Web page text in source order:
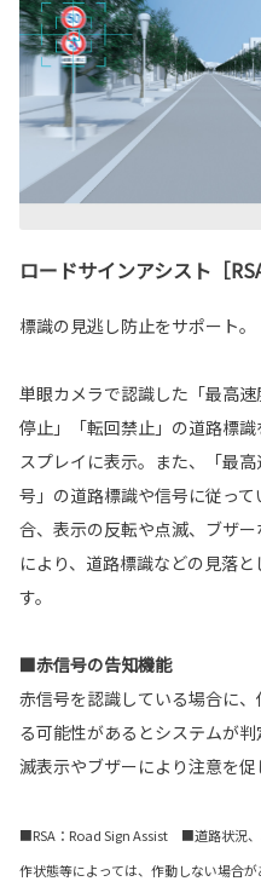
ロードサインアシスト［RSA
標識の見逃し防止をサポート。
単眼カメラで認識した「最高
停止」「転回禁止」の道路標
スプレイに表示。また、「最
号」の道路標識や信号に従っ
合、表示の反転や点滅、ブザ
により、道路標識などの見落
す。
■赤信号の告知機能
赤信号を認識している場合に
る可能性があるとシステムが
滅表示やブザーにより注意を促
■RSA：Road Sign Assist ■道路状況
作状態等によっては、作動しない場合